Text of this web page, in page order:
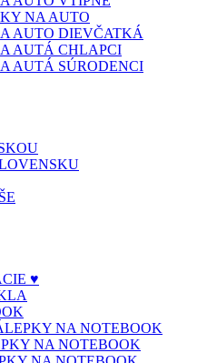
NA AUTO
AUTO DIEVČATKÁ
AUTÁ CHLAPCI
AUTÁ SÚRODENCI
♥
NA NOTEBOOK
NA NOTEBOOK